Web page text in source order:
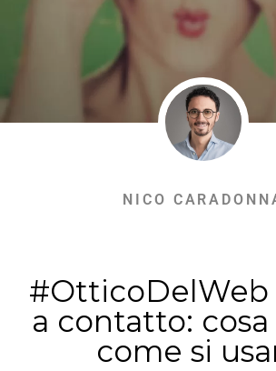
NICO
#OtticoDelWeb
a contatto: cosa
come si